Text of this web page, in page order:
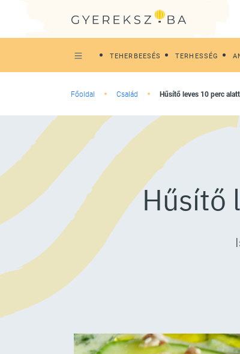
TEHERBEESÉS TERHESSÉG
Főoldal Család Hűsítő leves 10 perc
Hűsítő